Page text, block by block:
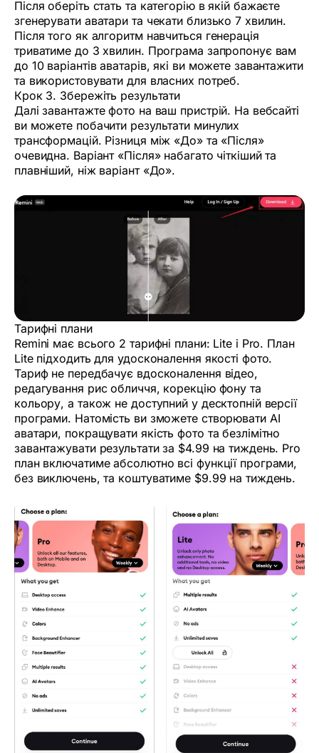
Після оберіть стать та категорію в якій бажаєте
згенерувати аватари та чекати близько 7 хвилин.
Після того як алгоритм навчиться генерація
триватиме до 3 хвилин. Програма запропонує вам
до 10 варіантів аватарів, які ви можете завантажити
та використовувати для власних потреб.
Крок 3. Збережіть результати
Далі завантажте фото на ваш пристрій. На вебсайті
ви можете побачити результати минулих
трансформацій. Різниця між «До» та «Після»
очевидна. Варіант «Після» набагато чіткіший та
плавніший, ніж варіант «До».
Тарифні плани
Remini має всього 2 тарифні плани: Lite і Pro. План
Lite підходить для удосконалення якості фото.
Тариф не передбачує вдосконалення відео,
редагування рис обличчя, корекцію фону та
кольору, а також не доступний у десктопній версії
програми. Натомість ви зможете створювати AI
аватари, покращувати якість фото та безлімітно
завантажувати результати за $4.99 на тиждень. Pro
план включатиме абсолютно всі функції програми,
без виключень, та коштуватиме $9.99 на тиждень.